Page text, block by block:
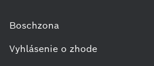
Boschzona
Vyhlásenie o zhode